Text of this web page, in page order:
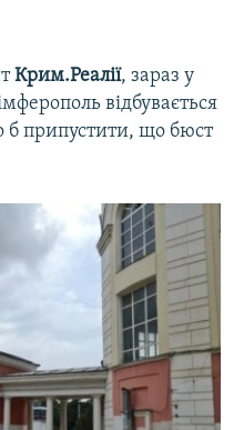
Крим.Реалії, зараз у
відбувається
б припустити, що бюст